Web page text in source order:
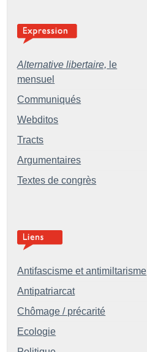
Alternative libertaire, le
mensuel
Communiqués
Webditos
Tracts
Argumentaires
Textes de congrès
Antifascisme et antimiltarisme
Antipatriarcat
Chômage / précarité
Ecologie